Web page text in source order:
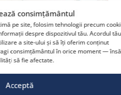
consimțământul
pe site, folosim tehnologii precum
despre dispozitivul tău. Acordul
a site-ului și să îți oferim conținut
consimțământul în orice moment — însă
să fie afectate.
Acceptă